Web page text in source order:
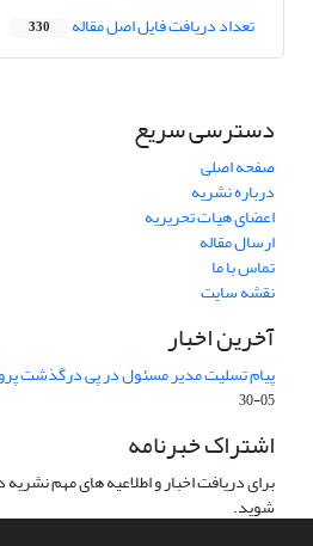
تعداد دریافت فایل اصل مقاله 330
دسترسی سریع
صفحه اصلی
درباره نشریه
اعضای هیات تحریریه
ارسال مقاله
تماس با ما
نقشه سایت
آخرین اخبار
پیام تسلیت مدیر مسئول در پی درگذشت
05-30
اشتراک خبرنامه
برای دریافت اخبار و اطلاعیه های مهم
شوید.